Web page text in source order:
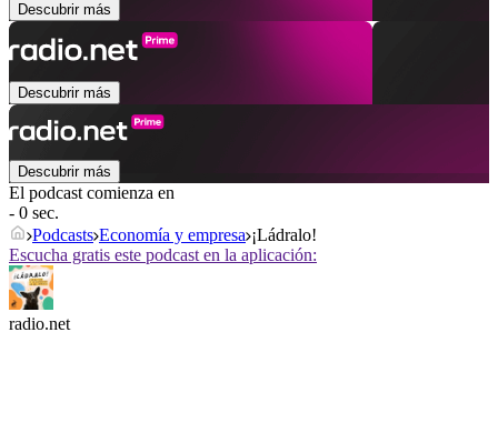
Descubrir más
Descubrir más
Descubrir más
El podcast comienza en
- 0 sec.
Podcasts Economía y empresa ¡Ládralo!
Escucha gratis este podcast en la aplicación:
radio.net